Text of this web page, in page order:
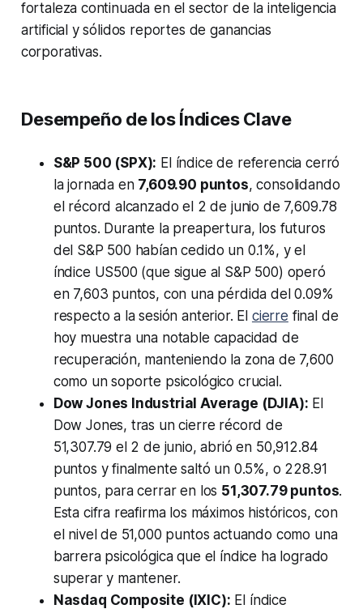
fortaleza continuada en el sector de la inteligencia
artificial y sólidos reportes de ganancias
corporativas.
Desempeño de los Índices Clave
S&P 500 (SPX): El índice de referencia cerró
la jornada en 7,609.90 puntos, consolidando
el récord alcanzado el 2 de junio de 7,609.78
puntos. Durante la preapertura, los futuros
del S&P 500 habían cedido un 0.1%, y el
índice US500 (que sigue al S&P 500) operó
en 7,603 puntos, con una pérdida del 0.09%
respecto a la sesión anterior. El cierre final de
hoy muestra una notable capacidad de
recuperación, manteniendo la zona de 7,600
como un soporte psicológico crucial.
Dow Jones Industrial Average (DJIA): El
Dow Jones, tras un cierre récord de
51,307.79 el 2 de junio, abrió en 50,912.84
puntos y finalmente saltó un 0.5%, o 228.91
puntos, para cerrar en los 51,307.79 puntos.
Esta cifra reafirma los máximos históricos, con
el nivel de 51,000 puntos actuando como una
barrera psicológica que el índice ha logrado
superar y mantener.
Nasdaq Composite (IXIC): El índice